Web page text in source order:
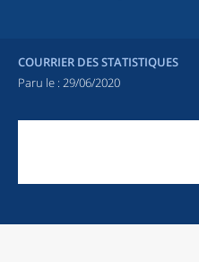
COURRIER DES STATISTIQUES
Paru le : 29/06/2020